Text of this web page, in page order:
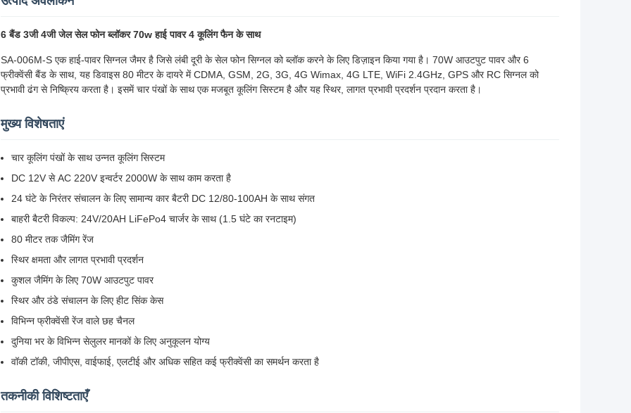
6 बैंड 3जी 4जी जेल सेल फोन ब्लॉकर 70w हाई पावर 4 कूलिंग फैन के साथ
SA-006M-S एक हाई-पावर सिग्नल जैमर है जिसे लंबी दूरी के सेल फोन सिग्नल को ब्लॉक करने के लिए डिज़ाइन किया गया है। 70W आउटपुट पावर और 6
फ्रीक्वेंसी बैंड के साथ, यह डिवाइस 80 मीटर के दायरे में CDMA, GSM, 2G, 3G, 4G Wimax, 4G LTE, WiFi 2.4GHz, GPS और RC सिग्नल को
प्रभावी ढंग से निष्क्रिय करता है। इसमें चार पंखों के साथ एक मजबूत कूलिंग सिस्टम है और यह स्थिर, लागत प्रभावी प्रदर्शन प्रदान करता है।
मुख्य विशेषताएं
चार कूलिंग पंखों के साथ उन्नत कूलिंग सिस्टम
DC 12V से AC 220V इन्वर्टर 2000W के साथ काम करता है
24 घंटे के निरंतर संचालन के लिए सामान्य कार बैटरी DC 12/80-100AH के साथ संगत
बाहरी बैटरी विकल्प: 24V/20AH LiFePo4 चार्जर के साथ (1.5 घंटे का रनटाइम)
80 मीटर तक जैमिंग रेंज
स्थिर क्षमता और लागत प्रभावी प्रदर्शन
कुशल जैमिंग के लिए 70W आउटपुट पावर
स्थिर और ठंडे संचालन के लिए हीट सिंक केस
विभिन्न फ्रीक्वेंसी रेंज वाले छह चैनल
दुनिया भर के विभिन्न सेलुलर मानकों के लिए अनुकूलन योग्य
वॉकी टॉकी, जीपीएस, वाईफाई, एलटीई और अधिक सहित कई फ्रीक्वेंसी का समर्थन करता है
तकनीकी विशिष्टताएँ